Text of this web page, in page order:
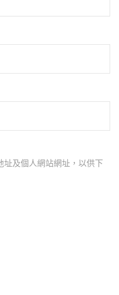
址及個人網站網址，以供下